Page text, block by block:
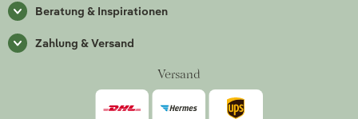
Beratung & Inspirationen
Zahlung & Versand
Versand